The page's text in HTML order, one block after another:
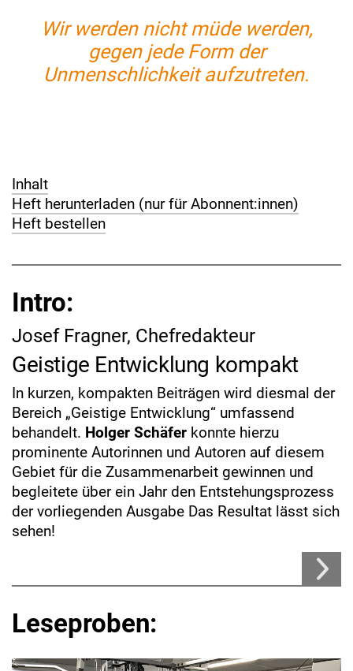
Wir werden nicht müde werden,
gegen jede Form der
Unmenschlichkeit aufzutreten.
Inhalt
Heft herunterladen (nur für Abonnent:innen)
Heft bestellen
Intro:
Josef Fragner, Chefredakteur
Geistige Entwicklung kompakt
In kurzen, kompakten Beiträgen wird diesmal der
Bereich „Geistige Entwicklung“ umfassend
behandelt. Holger Schäfer konnte hierzu
prominente Autorinnen und Autoren auf diesem
Gebiet für die Zusammenarbeit gewinnen und
begleitete über ein Jahr den Entstehungsprozess
der vorliegenden Ausgabe Das Resultat lässt sich
sehen!
Leseproben: